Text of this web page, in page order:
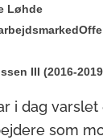
Løhde
III (2016-
i dag
som